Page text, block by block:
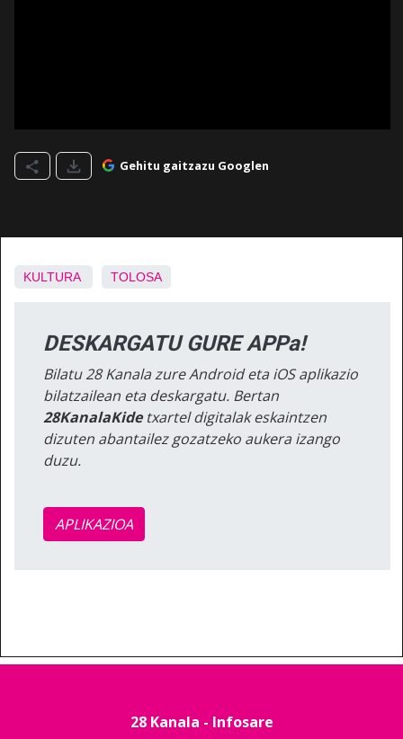
Gehitu gaitzazu Googlen
KULTURA TOLOSA
DESKARGATU GURE APPa!
Bilatu 28 Kanala zure Android eta iOS aplikazio
bilatzailean eta deskargatu. Bertan
28KanalaKidetxartel digitalak eskaintzen
dizuten abantailez gozatzeko aukera izango
duzu.
APLIKAZIOA
28 Kanala - Infosare